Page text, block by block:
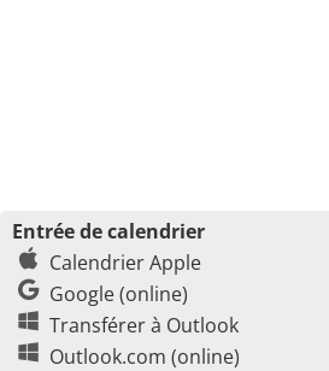
Entrée de calendrier
Calendrier Apple
Google (online)
Transférer à Outlook
Outlook.com (online)